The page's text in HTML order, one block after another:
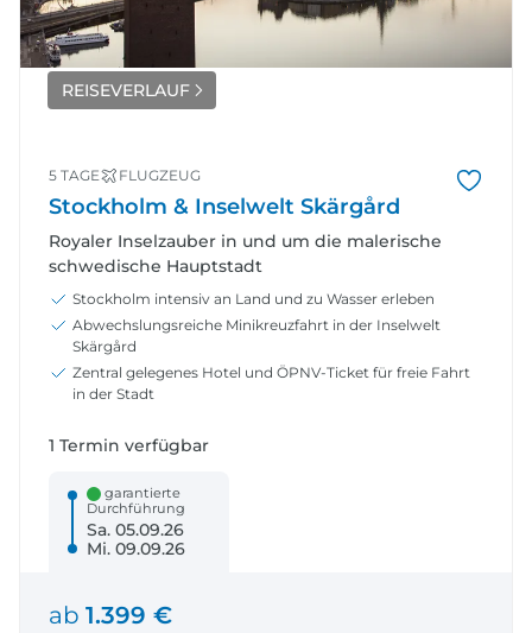
REISEVERLAUF
5 TAGE FLUGZEUG
Stockholm & Inselwelt Skärgård
Royaler Inselzauber in und um die malerische
schwedische Hauptstadt
Stockholm intensiv an Land und zu Wasser erleben
Abwechslungsreiche Minikreuzfahrt in der Inselwelt
Skärgård
Zentral gelegenes Hotel und ÖPNV-Ticket für freie Fahrt
in der Stadt
garantierte
Durchführung
Sa. 05.09.26
Mi. 09.09.26
1 Termin verfügbar
ab 1.399 €